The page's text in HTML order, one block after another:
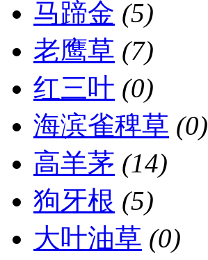
马蹄金 (5)
老鹰草 (7)
红三叶 (0)
海滨雀稗草 (0)
高羊茅 (14)
狗牙根 (5)
大叶油草 (0)